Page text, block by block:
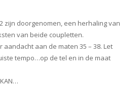
zijn doorgenomen, een herhaling van
van beide coupletten.
aan de maten 35 – 38. Let
tempo…op de tel en in de maat
KAN…